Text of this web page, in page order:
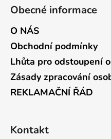
Obecné informace
O NÁS
Obchodní podmínky
Lhůta pro odstoupení
Zásady zpracování
REKLAMAČNÍ ŘÁD
Kontakt